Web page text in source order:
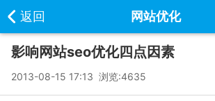
返回 网站优化
影响网站seo优化四点因素
2013-08-15 17:13 浏览:4635